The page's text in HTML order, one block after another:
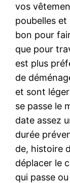
vos
poubelles
bon pour
que pour
est plus
de
et sont
se passe le
date assez
durée
de, histoire
déplacer le
qui passe